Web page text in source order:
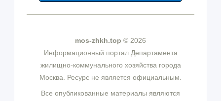
mos-zhkh.top © 2026
Информационный портал Департамента
жилищно-коммунального хозяйства города
Москва. Ресурс не является официальным.
Все опубликованные материалы являются